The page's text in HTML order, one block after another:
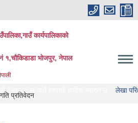
कार्यपालिकाको
१,चौकिडाडा भोजपुर, नेपाल
मा यहाँ हरुलाई हार्दिक स्वागत छ लेखा परिक्षण गर्ने
प्रतिवेदन